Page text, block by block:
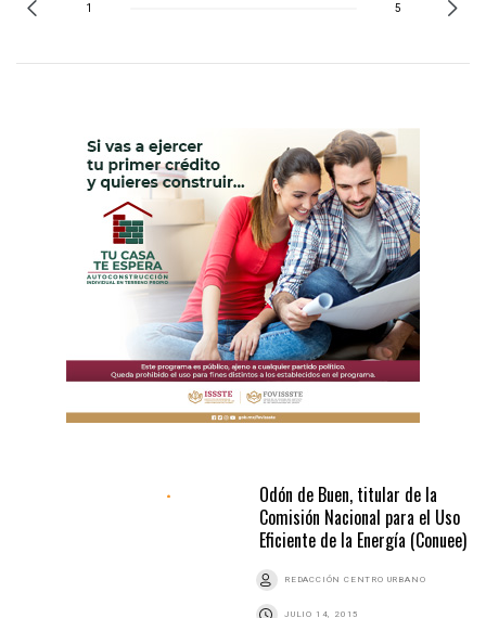
1 5
Odón de Buen, titular de la
Comisión Nacional para el Uso
Eficiente de la Energía (Conuee)
REDACCIÓN CENTRO URBANO
JULIO 14, 2015